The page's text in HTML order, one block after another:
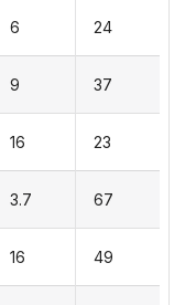
6 24
9 37
16 23
3.7 67
16 49